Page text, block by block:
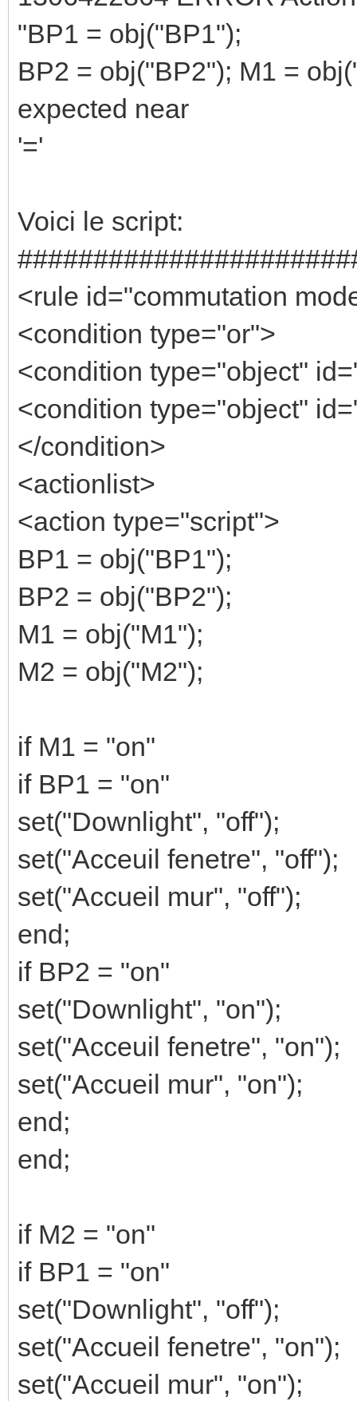
"BP1 = obj("BP1");
BP2 = obj("BP2"); M1 =
expected near
'='
Voici le script:
<rule id="commutation
<condition type="or">
<condition type="object"
<condition type="object"
</condition>
<actionlist>
<action type="script">
BP1 = obj("BP1");
BP2 = obj("BP2");
M1 = obj("M1");
M2 = obj("M2");
if M1 = "on"
if BP1 = "on"
set("Downlight", "off");
set("Acceuil fenetre", "off");
set("Accueil mur", "off");
end;
if BP2 = "on"
set("Downlight", "on");
set("Acceuil fenetre", "on");
set("Accueil mur", "on");
end;
end;
if M2 = "on"
if BP1 = "on"
set("Downlight", "off");
set("Accueil fenetre", "on");
set("Accueil mur", "on");